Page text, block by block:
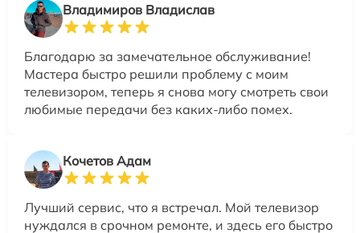
Владимиров Владислав
Благодарю за замечательное обслуживание!
Мастера быстро решили проблему с моим
телевизором, теперь я снова могу смотреть свои
любимые передачи без каких-либо помех.
Кочетов Адам
Лучший сервис, что я встречал. Мой телевизор
нуждался в срочном ремонте, и здесь его быстро